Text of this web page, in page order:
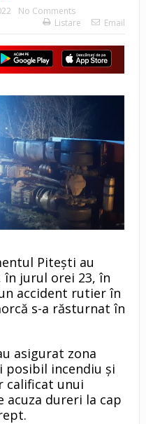
No Comments
Listare
Email
Pitești au
jurul orei 23, în
accident rutier în
s-a răsturnat în
asigurat zona
incendiu și
calificat unui
acuza dureri la cap